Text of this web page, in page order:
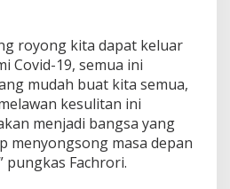
royong kita dapat keluar
Covid-19, semua ini
mudah buat kita semua,
kesulitan ini
menjadi bangsa yang
menyongsong masa depan
pungkas Fachrori.